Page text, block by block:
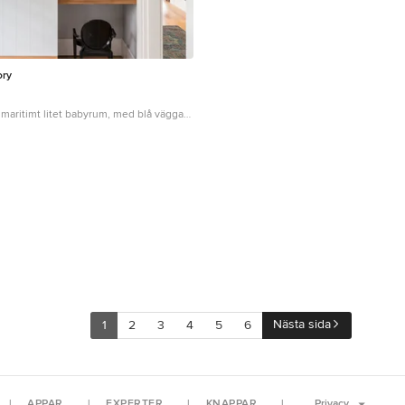
litet babyrum, med blå väggar
1 2 3 4 5 6 Nästa sida